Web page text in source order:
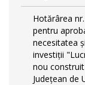
Hotărârea
pentru
necesitatea
investiții
nou construit
Județean de